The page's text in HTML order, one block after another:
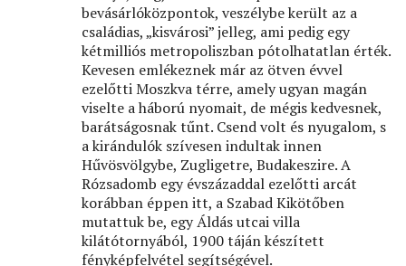
bevásárlóközpontok, veszélybe került az a
családias, „kisvárosi” jelleg, ami pedig egy
kétmilliós metropoliszban pótolhatatlan érték.
Kevesen emlékeznek már az ötven évvel
ezelőtti Moszkva térre, amely ugyan magán
viselte a háború nyomait, de mégis kedvesnek,
barátságosnak tűnt. Csend volt és nyugalom, s
a kirándulók szívesen indultak innen
Hűvösvölgybe, Zugligetre, Budakeszire. A
Rózsadomb egy évszázaddal ezelőtti arcát
korábban éppen itt, a Szabad Kikötőben
mutattuk be, egy Áldás utcai villa
kilátótornyából, 1900 táján készített
fényképfelvétel segítségével.